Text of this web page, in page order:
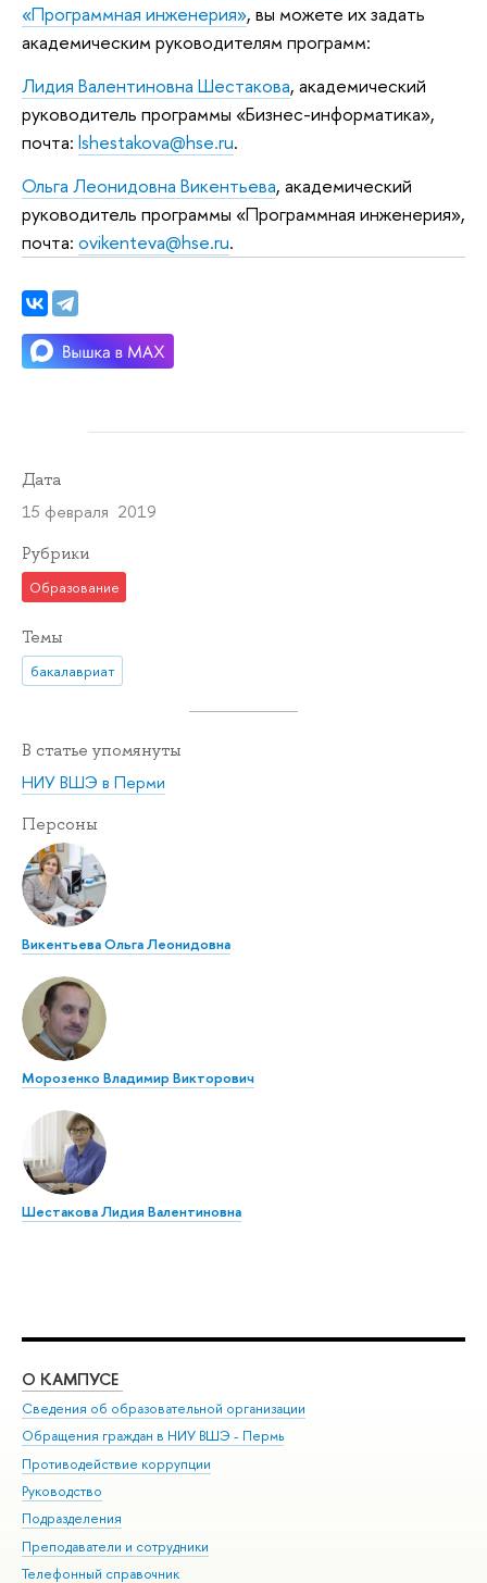
«Программная инженерия», вы можете их задать
академическим руководителям программ:
Лидия Валентиновна Шестакова, академический
руководитель программы «Бизнес-информатика»,
почта: lshestakova@hse.ru.
Ольга Леонидовна Викентьева, академический
руководитель программы «Программная инженерия»,
почта: ovikenteva@hse.ru.
Дата
15 февраля 2019
Рубрики
Образование
Темы
бакалавриат
В статье упомянуты
НИУ ВШЭ в Перми
Персоны
Викентьева Ольга Леонидовна
Морозенко Владимир Викторович
Шестакова Лидия Валентиновна
О КАМПУСЕ
Сведения об образовательной организации
Обращения граждан в НИУ ВШЭ - Пермь
Противодействие коррупции
Руководство
Подразделения
Преподаватели и сотрудники
Телефонный справочник